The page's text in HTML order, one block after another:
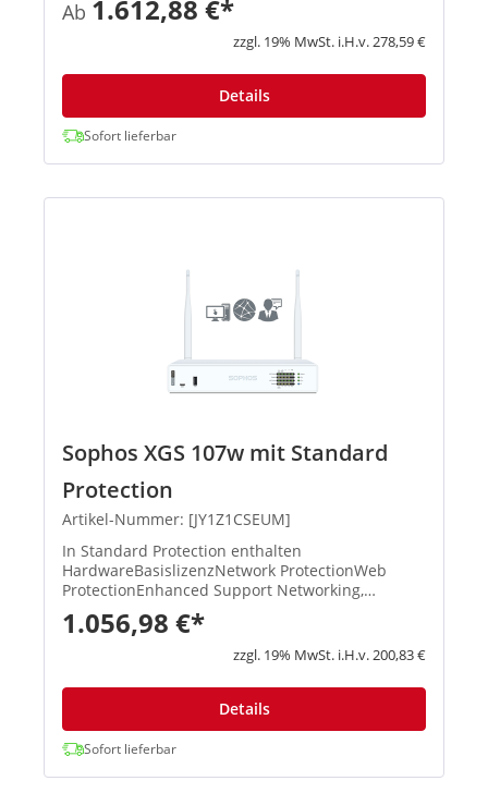
Remote Access VPN, Site-to-Site VPN, Reporting
XStream TLS und DPI Engine, IPS, ATP, S...
Ab 1.612,88 €*
zzgl. 19% MwSt. i.H.v. 278,59 €
Details
Sofort lieferbar
Sophos XGS 107w mit Standard
Protection
Artikel-Nummer: [JY1Z1CSEUM]
In Standard Protection enthalten
HardwareBasislizenzNetwork ProtectionWeb
ProtectionEnhanced Support Networking,
Wireless, Xstream-Architektur, unbegrenztes
Remote Access VPN, Site-to-Site VPN, Reporting
XStream TLS und DPI Engine, IPS, ATP, S...
1.056,98 €*
zzgl. 19% MwSt. i.H.v. 200,83 €
Details
Sofort lieferbar